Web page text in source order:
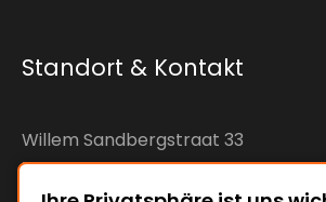
Standort & Kontakt
Willem Sandbergstraat 33
7425RC Deventer